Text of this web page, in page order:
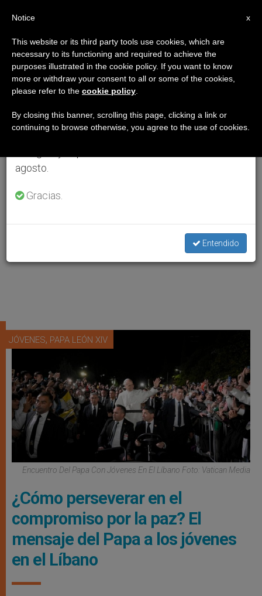
JÓVENES, PAPA LEÓN XIV
Encuentro Del Papa Con Jóvenes En El Líbano Foto: Vatican Media
¿Cómo perseverar en el
compromiso por la paz? El
mensaje del Papa a los jóvenes
en el Líbano
×
Aviso importante
Del 27 de julio al 7 de agosto haremos la pausa
anual, aprovechando que en el periodo de verano
se generan menos informaciones y también el
agosto.
Gracias.
Entendido
x
Notice
This website or its third party tools use cookies, which are
necessary to its functioning and required to achieve the
purposes illustrated in the cookie policy. If you want to know
more or withdraw your consent to all or some of the cookies,
please refer to the cookie policy
By closing this banner, scrolling this page, clicking a link or
continuing to browse otherwise, you agree to the use of cookies.